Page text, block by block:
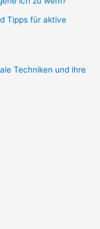
Tipps für aktive
Techniken und ihre